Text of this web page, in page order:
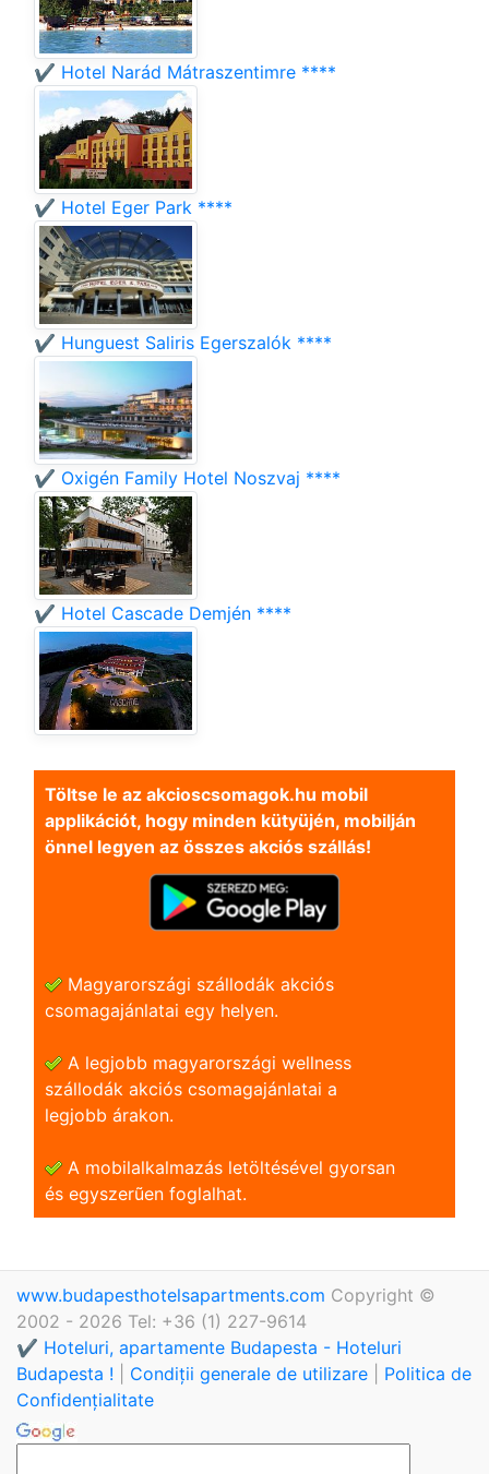
✔️ Hotel Narád Mátraszentimre ****
✔️ Hotel Eger Park ****
✔️ Hunguest Saliris Egerszalók ****
✔️ Oxigén Family Hotel Noszvaj ****
✔️ Hotel Cascade Demjén ****
Töltse le az akcioscsomagok.hu mobil
applikációt, hogy minden kütyüjén, mobilján
önnel legyen az összes akciós szállás!
Magyarországi szállodák akciós
csomagajánlatai egy helyen.
A legjobb magyarországi wellness
szállodák akciós csomagajánlatai a
legjobb árakon.
A mobilalkalmazás letöltésével gyorsan
és egyszerũen foglalhat.
www.budapesthotelsapartments.com Copyright ©
2002 - 2026 Tel: +36 (1) 227-9614
✔️ Hoteluri, apartamente Budapesta - Hoteluri
Budapesta !
Condiții generale de utilizare
Politica de
Confidențialitate